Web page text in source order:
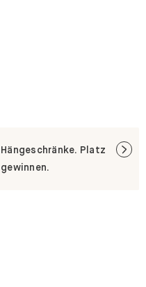
Hängeschränke. Platz
gewinnen.